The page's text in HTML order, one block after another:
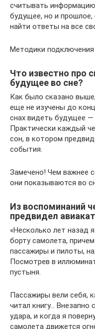
считывать
будущее, но и прошлое,
найти ответы на все
Методики
Что известно про
будущее во сне?
Как было сказано
еще не изучены до
снах видеть будущее
Практически каждый
сон, в котором
события.
Замечено! Чем важнее
они показываются во
Из воспоминаний
предвидел
«Несколько лет назад
борту самолета,
пассажиры и пилоты,
Посмотрев в
пустыня.
Пассажиры вели себя,
читал книгу… Внезапно
удара, и когда я
самолета движется